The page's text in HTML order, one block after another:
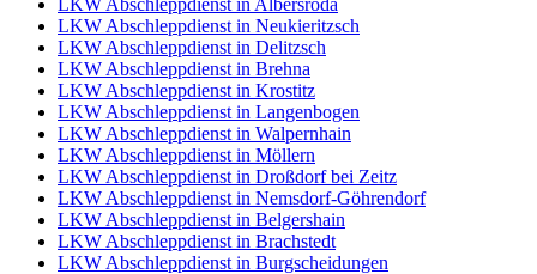
LKW Abschleppdienst in Neukieritzsch
LKW Abschleppdienst in Delitzsch
LKW Abschleppdienst in Brehna
LKW Abschleppdienst in Krostitz
LKW Abschleppdienst in Langenbogen
LKW Abschleppdienst in Walpernhain
LKW Abschleppdienst in Möllern
LKW Abschleppdienst in Droßdorf bei Zeitz
LKW Abschleppdienst in Nemsdorf-Göhrendorf
LKW Abschleppdienst in Belgershain
LKW Abschleppdienst in Brachstedt
LKW Abschleppdienst in Burgscheidungen